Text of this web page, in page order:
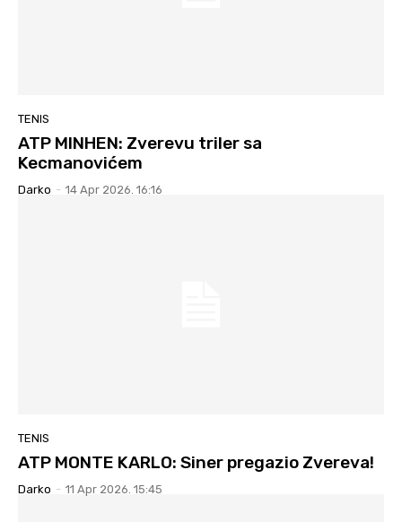
TENIS
ATP MINHEN: Zverevu triler sa
Kecmanovićem
Darko - 14 Apr 2026. 16:16
TENIS
ATP MONTE KARLO: Siner pregazio Zvereva!
Darko - 11 Apr 2026. 15:45